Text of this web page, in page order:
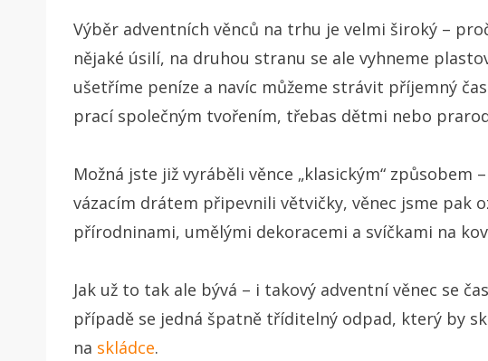
Výběr adventních věnců na trhu je velmi široký –
nějaké úsilí, na druhou stranu se ale vyhneme
ušetříme peníze a navíc můžeme strávit příjemný
prací společným tvořením, třebas dětmi nebo
Možná jste již vyráběli věnce „klasickým“ způsobem
vázacím drátem připevnili větvičky, věnec jsme pak
přírodninami, umělými dekoracemi a svíčkami na
Jak už to tak ale bývá – i takový adventní věnec se
případě se jedná špatně tříditelný odpad, který by
na skládce.